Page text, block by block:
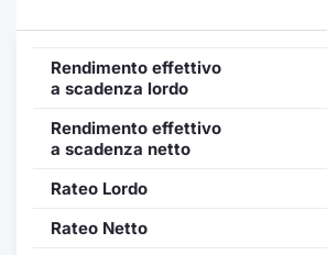
Rendimento effettivo
a scadenza lordo
Rendimento effettivo
a scadenza netto
Rateo Lordo
Rateo Netto